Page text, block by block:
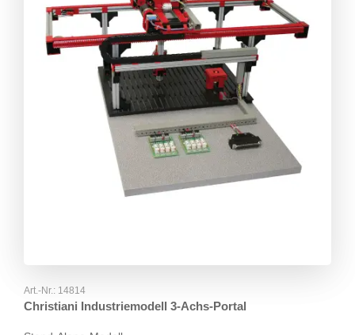
Art.-Nr.: 14814
Christiani Industriemodell 3-Achs-Portal